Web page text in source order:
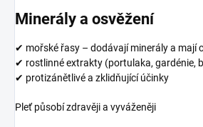
Minerály a osvěžení
✔ mořské řasy – dodávají minerály a mají
✔ rostlinné extrakty (portulaka, gardénie,
✔ protizánětlivé a zklidňující účinky
Pleť působí zdravěji a vyváženěji